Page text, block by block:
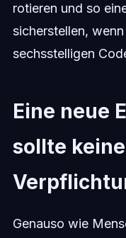
rotieren und so
sicherstellen,
sechsstelligen
Eine neue
sollte
Genauso wie